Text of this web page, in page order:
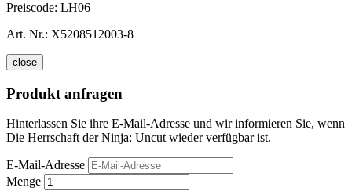
Preiscode: LH06
Art. Nr.: X5208512003-8
close
Produkt anfragen
Hinterlassen Sie ihre E-Mail-Adresse und wir informieren Sie, wenn
Die Herrschaft der Ninja: Uncut wieder verfügbar ist.
E-Mail-Adresse
Menge